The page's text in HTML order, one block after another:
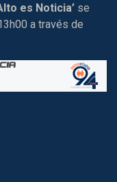
es Noticia’ se
a través de